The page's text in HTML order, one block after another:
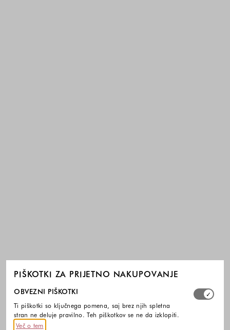
PIŠKOTKI ZA PRIJETNO NAKUPOVANJE
Izberite, katere skupine piškotkov dovolite. Obvezni
OBVEZNI PIŠKOTKI
Ti piškotki so ključnega pomena, saj brez njih spletna
stran ne deluje pravilno. Teh piškotkov se ne da izklopiti.
Več o tem